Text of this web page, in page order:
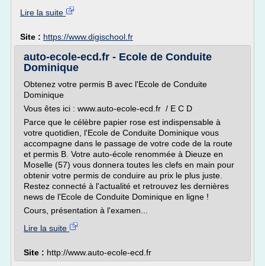
Lire la suite
Site : https://www.digischool.fr
auto-ecole-ecd.fr - Ecole de Conduite
Dominique
Obtenez votre permis B avec l'Ecole de Conduite
Dominique
Vous êtes ici : www.auto-ecole-ecd.fr / E C D
Parce que le célèbre papier rose est indispensable à
votre quotidien, l'Ecole de Conduite Dominique vous
accompagne dans le passage de votre code de la route
et permis B. Votre auto-école renommée à Dieuze en
Moselle (57) vous donnera toutes les clefs en main pour
obtenir votre permis de conduire au prix le plus juste.
Restez connecté à l'actualité et retrouvez les dernières
news de l'Ecole de Conduite Dominique en ligne !
Cours, présentation à l'examen...
Lire la suite
Site : http://www.auto-ecole-ecd.fr